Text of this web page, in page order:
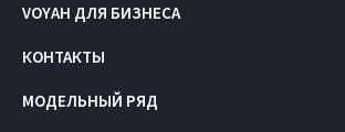
VOYAH ДЛЯ БИЗНЕСА
КОНТАКТЫ
МОДЕЛЬНЫЙ РЯД